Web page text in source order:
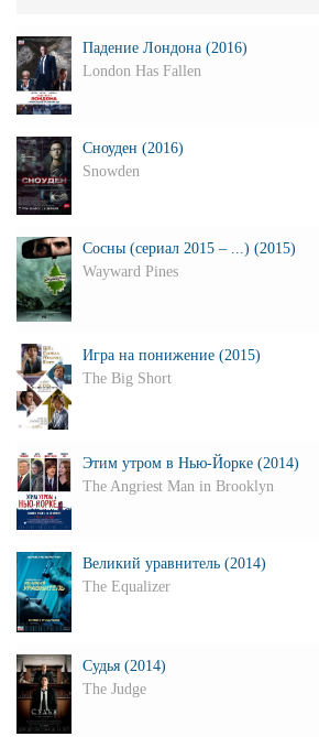
Падение Лондона (2016)
London Has Fallen
Сноуден (2016)
Snowden
Сосны (сериал 2015 – ...) (2015)
Wayward Pines
Игра на понижение (2015)
The Big Short
Этим утром в Нью-Йорке (2014)
The Angriest Man in Brooklyn
Великий уравнитель (2014)
The Equalizer
Судья (2014)
The Judge